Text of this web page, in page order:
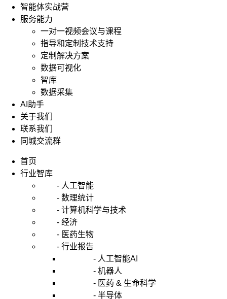
智能体实战营
服务能力
一对一视频会议与课程
指导和定制技术支持
定制解决方案
数据可视化
智库
数据采集
AI助手
关于我们
联系我们
同城交流群
首页
行业智库
- 人工智能
- 数理统计
- 计算机科学与技术
- 经济
- 医药生物
- 行业报告
- 人工智能AI
- 机器人
- 医药 & 生命科学
- 半导体